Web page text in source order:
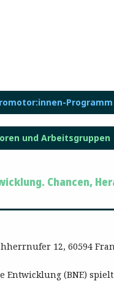
Programm
und Arbeitsgruppen
Chancen,
12, 60594
(BNE)